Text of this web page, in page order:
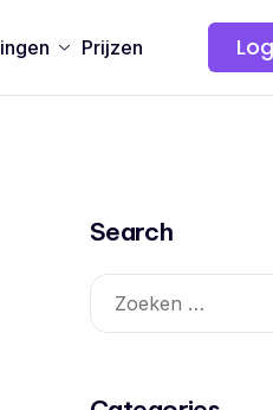
Prijzen
Search